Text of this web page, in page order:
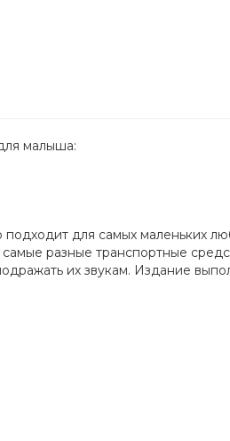
малыша:
подходит для самых маленьких
разные транспортные
их звукам. Издание